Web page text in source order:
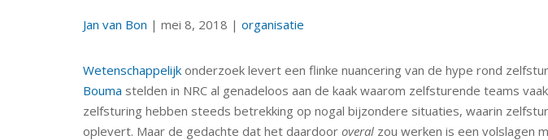
Jan van Bon | mei 8, 2018 | organisatie
Wetenschappelijk onderzoek levert een flinke nuancering van de hype rond
Bouma stelden in NRC al genadeloos aan de kaak waarom zelfsturende teams
zelfsturing hebben steeds betrekking op nogal bijzondere situaties, waarin
oplevert. Maar de gedachte dat het daardoor overal zou werken is een volslagen